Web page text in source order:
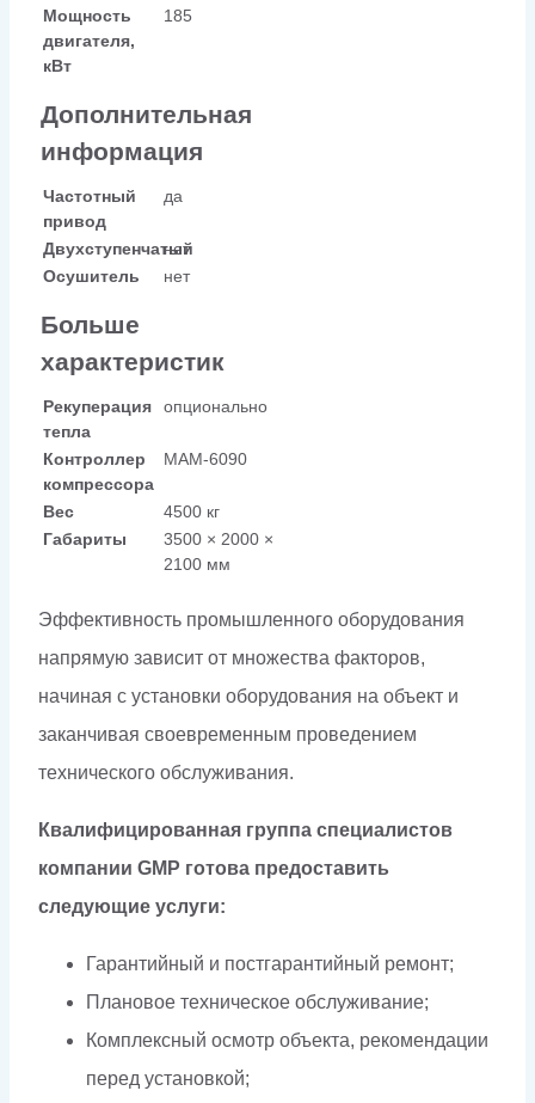
Мощность
двигателя,
кВт
185
Дополнительная
информация
Частотный
привод
да
Двухступенчатый
нет
Осушитель
нет
Больше
характеристик
Рекуперация
тепла
опционально
Контроллер
компрессора
МАМ-6090
Вес
4500 кг
Габариты
3500 × 2000 ×
2100 мм
Эффективность промышленного оборудования
напрямую зависит от множества факторов,
начиная с установки оборудования на объект и
заканчивая своевременным проведением
технического обслуживания.
Квалифицированная группа специалистов
компании GMP готова предоставить
следующие услуги:
Гарантийный и постгарантийный ремонт;
Плановое техническое обслуживание;
Комплексный осмотр объекта, рекомендации
перед установкой;